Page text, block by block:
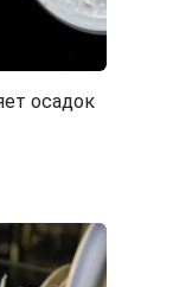
осадок